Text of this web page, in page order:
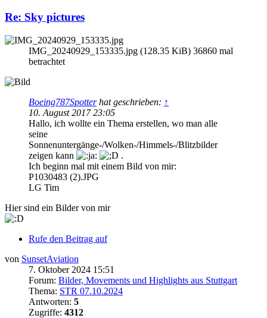
Re: Sky pictures
IMG_20240929_153335.jpg (128.35 KiB) 36860 mal
betrachtet
Boeing787Spotterhat geschrieben: ↑
10. August 2017 23:05
Hallo, ich wollte ein Thema erstellen, wo man alle
seine
Sonnenuntergänge-/Wolken-/Himmels-/Blitzbilder
zeigen kann
.
Ich beginn mal mit einem Bild von mir:
P1030483 (2).JPG
LG Tim
Hier sind ein Bilder von mir
Rufe den Beitrag auf
von SunsetAviation
7. Oktober 2024 15:51
Forum: Bilder, Movements und Highlights aus Stuttgart
Thema: STR 07.10.2024
Antworten: 5
Zugriffe: 4312